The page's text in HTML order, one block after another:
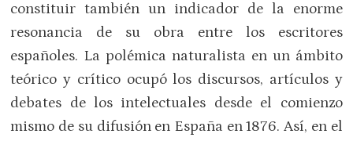
constituir también un indicador de la enorme
resonancia de su obra entre los escritores
españoles. La polémica naturalista en un ámbito
teórico y crítico ocupó los discursos, artículos y
debates de los intelectuales desde el comienzo
mismo de su difusión en España en 1876. Así, en el